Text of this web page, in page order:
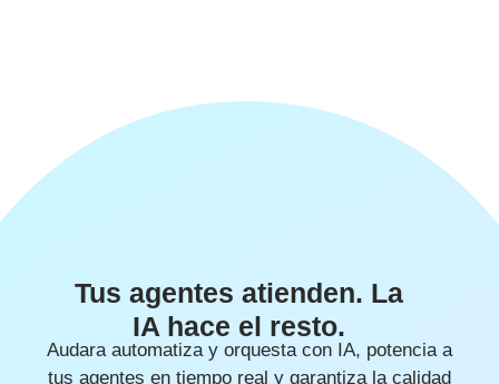
Tus agentes atienden. La
IA hace el resto.
Audara automatiza y orquesta con IA, potencia a
tus agentes en tiempo real y garantiza la calidad